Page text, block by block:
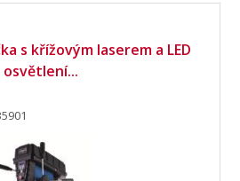
s křížovým laserem a LED
osvětlení...